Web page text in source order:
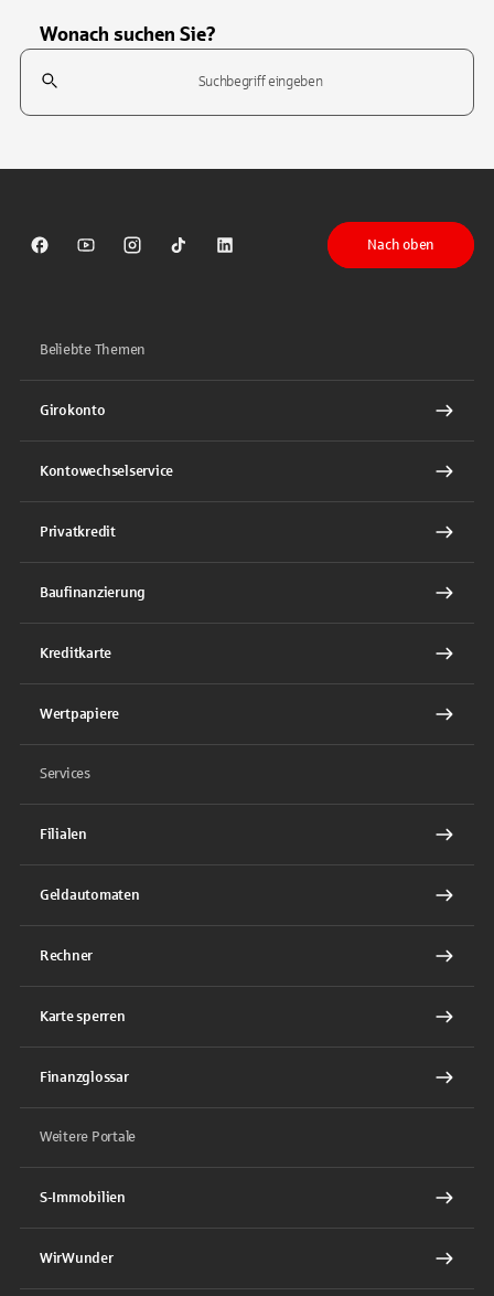
Wonach suchen Sie?
Suchfeld
Sparkasse auf Facebook
Sparkasse auf Youtube
Sparkasse auf Instagram
Sparkasse auf TikTok
Sparkasse auf LinkedIn
Nach oben
Beliebte Themen
Girokonto
Kontowechselservice
Privatkredit
Baufinanzierung
Kreditkarte
Wertpapiere
Services
Filialen
Geldautomaten
Rechner
Karte sperren
Finanzglossar
Weitere Portale
S-Immobilien
WirWunder